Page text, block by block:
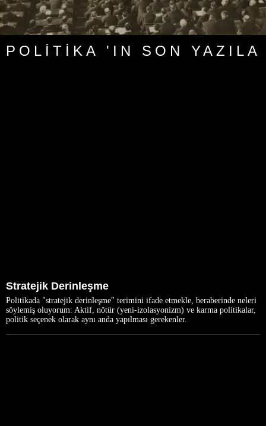
POLITIKA 'IN SON
Stratejik Derinleşme
Politikada "stratejik derinleşme" terimini ifade etmekle, beraberinde neleri
söylemiş oluyorum: Aktif, nötür (yeni-izolasyonizm) ve karma politikalar,
politik seçenek olarak aynı anda yapılması gerekenler.